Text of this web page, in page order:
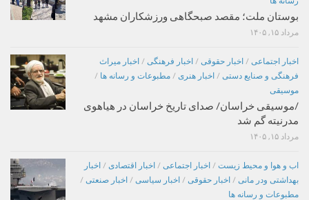
بوستان ملت؛ مقصد صبحگاهی ورزشکاران مشهد
مرداد ۱۵, ۱۴۰۵
اخبار اجتماعی / اخبار حقوقی / اخبار فرهنگی / اخبار میراث
فرهنگی و صنایع دستی / اخبار هنری / مطبوعات و رسانه ها /
موسیقی
/موسیقی خراسان/ صدای تاریخ خراسان در هیاهوی
مدرنیته گم شد
مرداد ۱۵, ۱۴۰۵
اب و هوا و محیط زیست / اخبار اجتماعی / اخبار اقتصادی / اخبار
بهداشتی ودر مانی / اخبار حقوقی / اخبار سیاسی / اخبار صنعتی /
مطبوعات و رسانه ها